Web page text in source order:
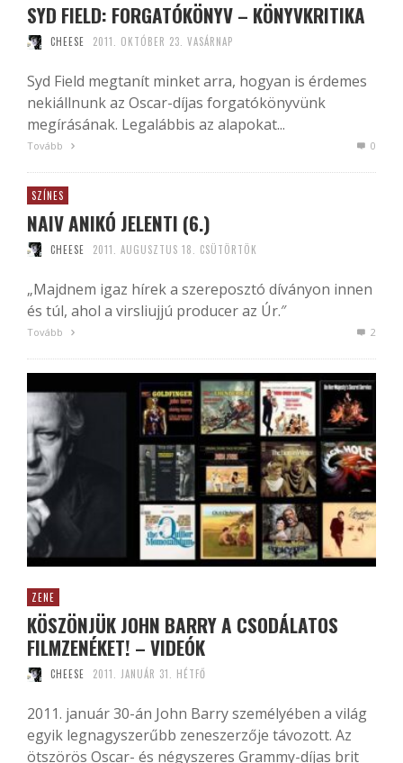
SYD FIELD: FORGATÓKÖNYV – KÖNYVKRITIKA
CHEESE 2011. OKTÓBER 23. VASÁRNAP
Syd Field megtanít minket arra, hogyan is érdemes
nekiállnunk az Oscar-díjas forgatókönyvünk
megírásának. Legalábbis az alapokat...
Tovább 0
SZÍNES
NAIV ANIKÓ JELENTI (6.)
CHEESE 2011. AUGUSZTUS 18. CSÜTÖRTÖK
„Majdnem igaz hírek a szereposztó díványon innen
és túl, ahol a virsliujjú producer az Úr.″
Tovább 2
ZENE
KÖSZÖNJÜK JOHN BARRY A CSODÁLATOS
FILMZENÉKET! – VIDEÓK
CHEESE 2011. JANUÁR 31. HÉTFŐ
2011. január 30-án John Barry személyében a világ
egyik legnagyszerűbb zeneszerzője távozott. Az
ötszörös Oscar- és négyszeres Grammy-díjas brit